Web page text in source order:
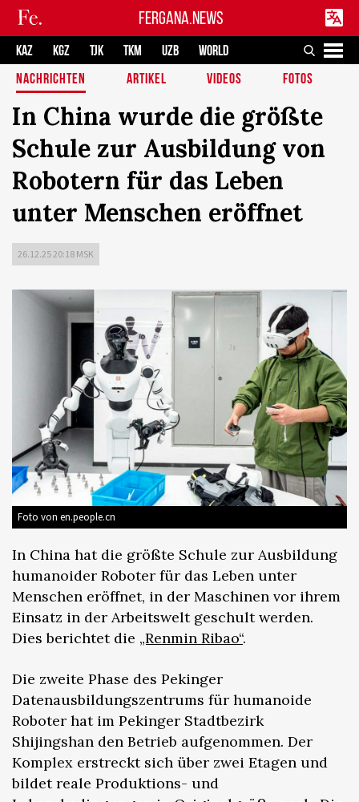
FERGANA.NEWS
KAZ KGZ TJK TKM UZB
WORLD
NACHRICHTEN
ARTIKEL VIDEOS FOTOS
In China wurde die größte
Schule zur Ausbildung von
Robotern für das Leben
unter Menschen eröffnet
26.12.25 20:18 MSK
Foto von en.people.cn
In China hat die größte Schule zur Ausbildung
humanoider Roboter für das Leben unter
Menschen eröffnet, in der Maschinen vor ihrem
Einsatz in der Arbeitswelt geschult werden.
Dies berichtet die „Renmin Ribao“.
Die zweite Phase des Pekinger
Datenausbildungszentrums für humanoide
Roboter hat im Pekinger Stadtbezirk
Shijingshan den Betrieb aufgenommen. Der
Komplex erstreckt sich über zwei Etagen und
bildet reale Produktions- und